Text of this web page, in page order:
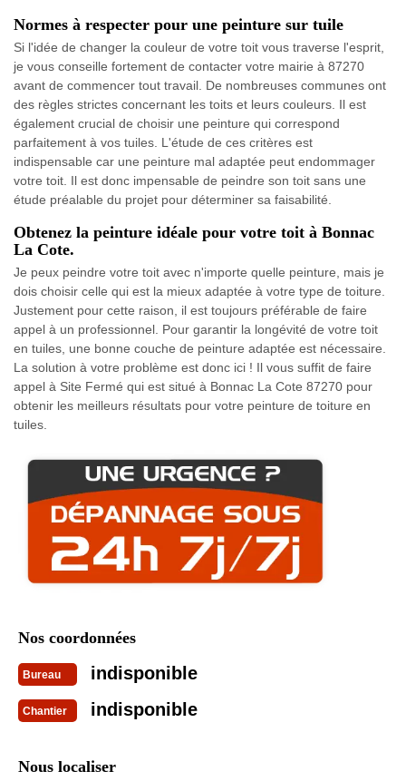
Normes à respecter pour une peinture sur tuile
Si l'idée de changer la couleur de votre toit vous traverse l'esprit,
je vous conseille fortement de contacter votre mairie à 87270
avant de commencer tout travail. De nombreuses communes ont
des règles strictes concernant les toits et leurs couleurs. Il est
également crucial de choisir une peinture qui correspond
parfaitement à vos tuiles. L'étude de ces critères est
indispensable car une peinture mal adaptée peut endommager
votre toit. Il est donc impensable de peindre son toit sans une
étude préalable du projet pour déterminer sa faisabilité.
Obtenez la peinture idéale pour votre toit à Bonnac
La Cote.
Je peux peindre votre toit avec n'importe quelle peinture, mais je
dois choisir celle qui est la mieux adaptée à votre type de toiture.
Justement pour cette raison, il est toujours préférable de faire
appel à un professionnel. Pour garantir la longévité de votre toit
en tuiles, une bonne couche de peinture adaptée est nécessaire.
La solution à votre problème est donc ici ! Il vous suffit de faire
appel à Site Fermé qui est situé à Bonnac La Cote 87270 pour
obtenir les meilleurs résultats pour votre peinture de toiture en
tuiles.
Nos coordonnées
Bureau indisponible
Chantier indisponible
Nous localiser